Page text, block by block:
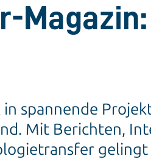
spannende
Mit Berichten,